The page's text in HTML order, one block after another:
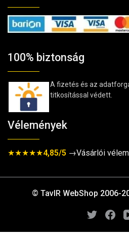
100% biztonság
A fizetés és az
titkosítással védett.
Vélemények
★★★★★4,85/5 →Vásárlói
© TavIR WebShop 2006-